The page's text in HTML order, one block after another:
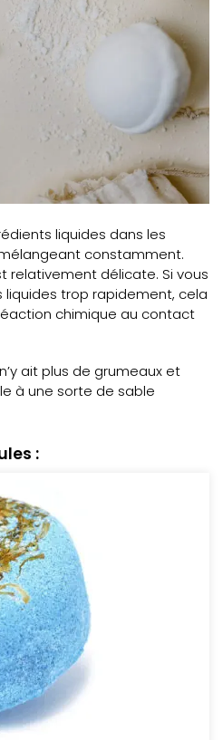
liquides dans les
constamment.
délicate. Si vous
liquides trop rapidement, cela
chimique au contact
ait plus de grumeaux et
à une sorte de sable
: